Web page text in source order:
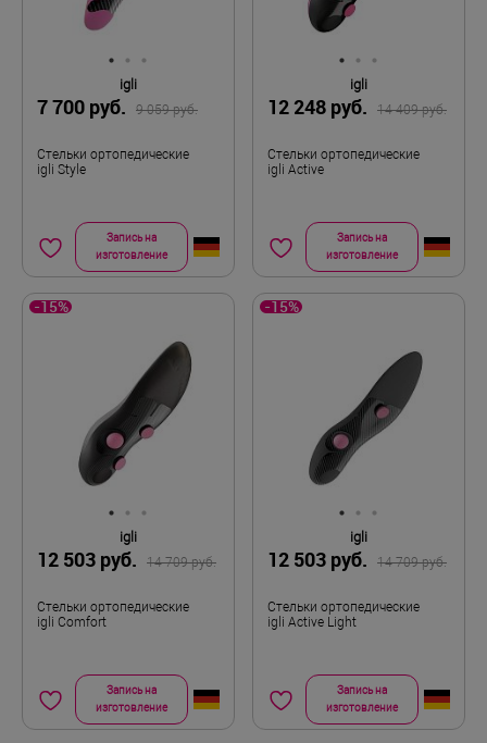
igli
7 700 руб. 9 059 руб.
Стельки ортопедические
igli Style
Запись на
изготовление
igli
12 248 руб. 14 409 руб.
Стельки ортопедические
igli Active
Запись на
изготовление
-15%
igli
12 503 руб. 14 709 руб.
Стельки ортопедические
igli Comfort
Запись на
изготовление
-15%
igli
12 503 руб. 14 709 руб.
Стельки ортопедические
igli Active Light
Запись на
изготовление